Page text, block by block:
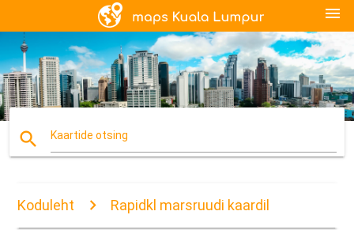
menu
search Kaartide otsing
Koduleht Rapidkl marsruudi kaardil